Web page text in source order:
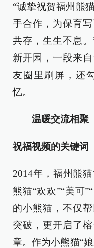
“诚挚祝贺福州熊
手合作，为保育
共存，生生不息
新开园，一段来
友圈里刷屏，还
忆。
温暖交流相聚
祝福视频的关键词
2014年，福州熊
熊猫“欢欢”“美可
的小熊猫，不仅
突破，更开启了
章。作为小熊猫“